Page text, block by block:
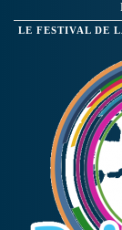
LE FESTIVAL DE